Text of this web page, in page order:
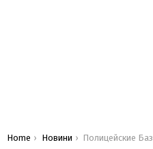
You are here:
Home Новини Полицейские Базеля пересели на новенькие электромобили Tesla Model X